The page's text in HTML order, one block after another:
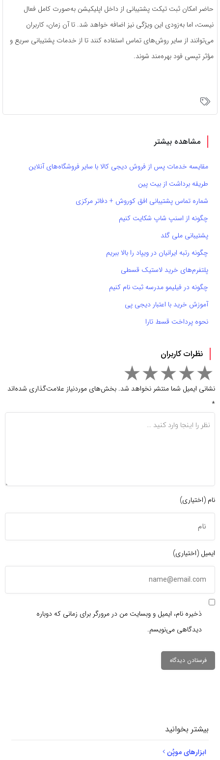
حاضر امکان ثبت تیکت پشتیبانی از داخل اپلیکیشن به‌صورت کامل فعال
نیست، اما به‌زودی این ویژگی نیز اضافه خواهد شد. تا آن زمان، کاربران
می‌توانند از سایر روش‌های تماس استفاده کنند تا از خدمات پشتیبانی سریع و
مؤثر تپسی فود بهره‌مند شوند.
مشاهده بیشتر
مقایسه خدمات پس از فروش دیجی کالا با سایر فروشگاه‌های آنلاین
طریقه برداشت از بیت پین
شماره تماس پشتیبانی افق کوروش + دفاتر مرکزی
چگونه از اسنپ شاپ شکایت کنیم
پشتیبانی ملی گلد
چگونه رتبه ایرانیان در ویپاد را بالا ببریم
پلتفرم‌های خرید لاستیک قسطی
چگونه در فیلیمو مدرسه ثبت نام کنیم
آموزش خرید با اعتبار دیجی پی
نحوه پرداخت قسط تارا
نظرات کاربران
نشانی ایمیل شما منتشر نخواهد شد. بخش‌های موردنیاز علامت‌گذاری شده‌اند
*
نام (اختیاری)
ایمیل (اختیاری)
ذخیره نام، ایمیل و وبسایت من در مرورگر برای زمانی که دوباره
دیدگاهی می‌نویسم.
بیشتر بخوانید
ابزارهای موپُن